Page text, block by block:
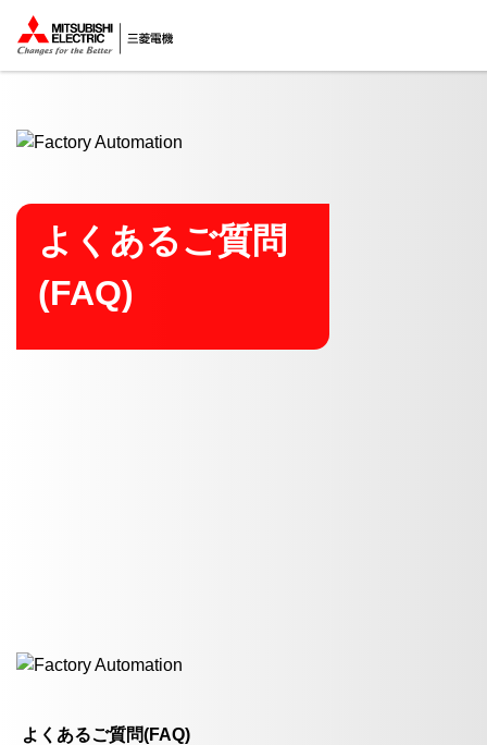
ここから本文
よくあるご質問
(FAQ)
よくあるご質問(FAQ)